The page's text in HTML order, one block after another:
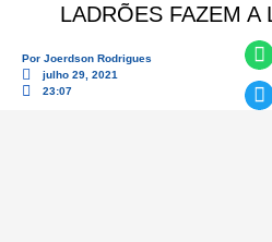
LADRÕES FAZEM A
Por Joerdson Rodrigues
julho 29, 2021
23:07